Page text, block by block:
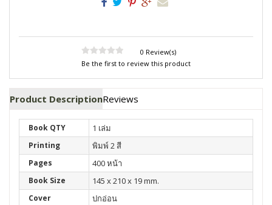
0 Review(s)
Be the first to review this product
Product DescriptionReviews
Book QTY 1 เล่ม
Printing พิมพ์ 2 สี
Pages 400 หน้า
Book Size 145 x 210 x 19 mm.
Cover ปกอ่อน